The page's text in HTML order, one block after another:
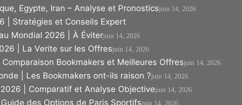
Egypte, Iran – Analyse et Pronosticsjuin 14, 2026
| Stratégies et Conseils Expert
Mondial 2026 | À Éviterjuin 14, 2026
| La Verite sur les Offresjuin 14, 2026
Bookmakers et Meilleures Offresjuin 14, 2026
| Les Bookmakers ont-ils raison ?juin 14, 2026
| Comparatif et Analyse Objectivejuin 14, 2026
des Options de Paris Sportifsjuin 14, 2026